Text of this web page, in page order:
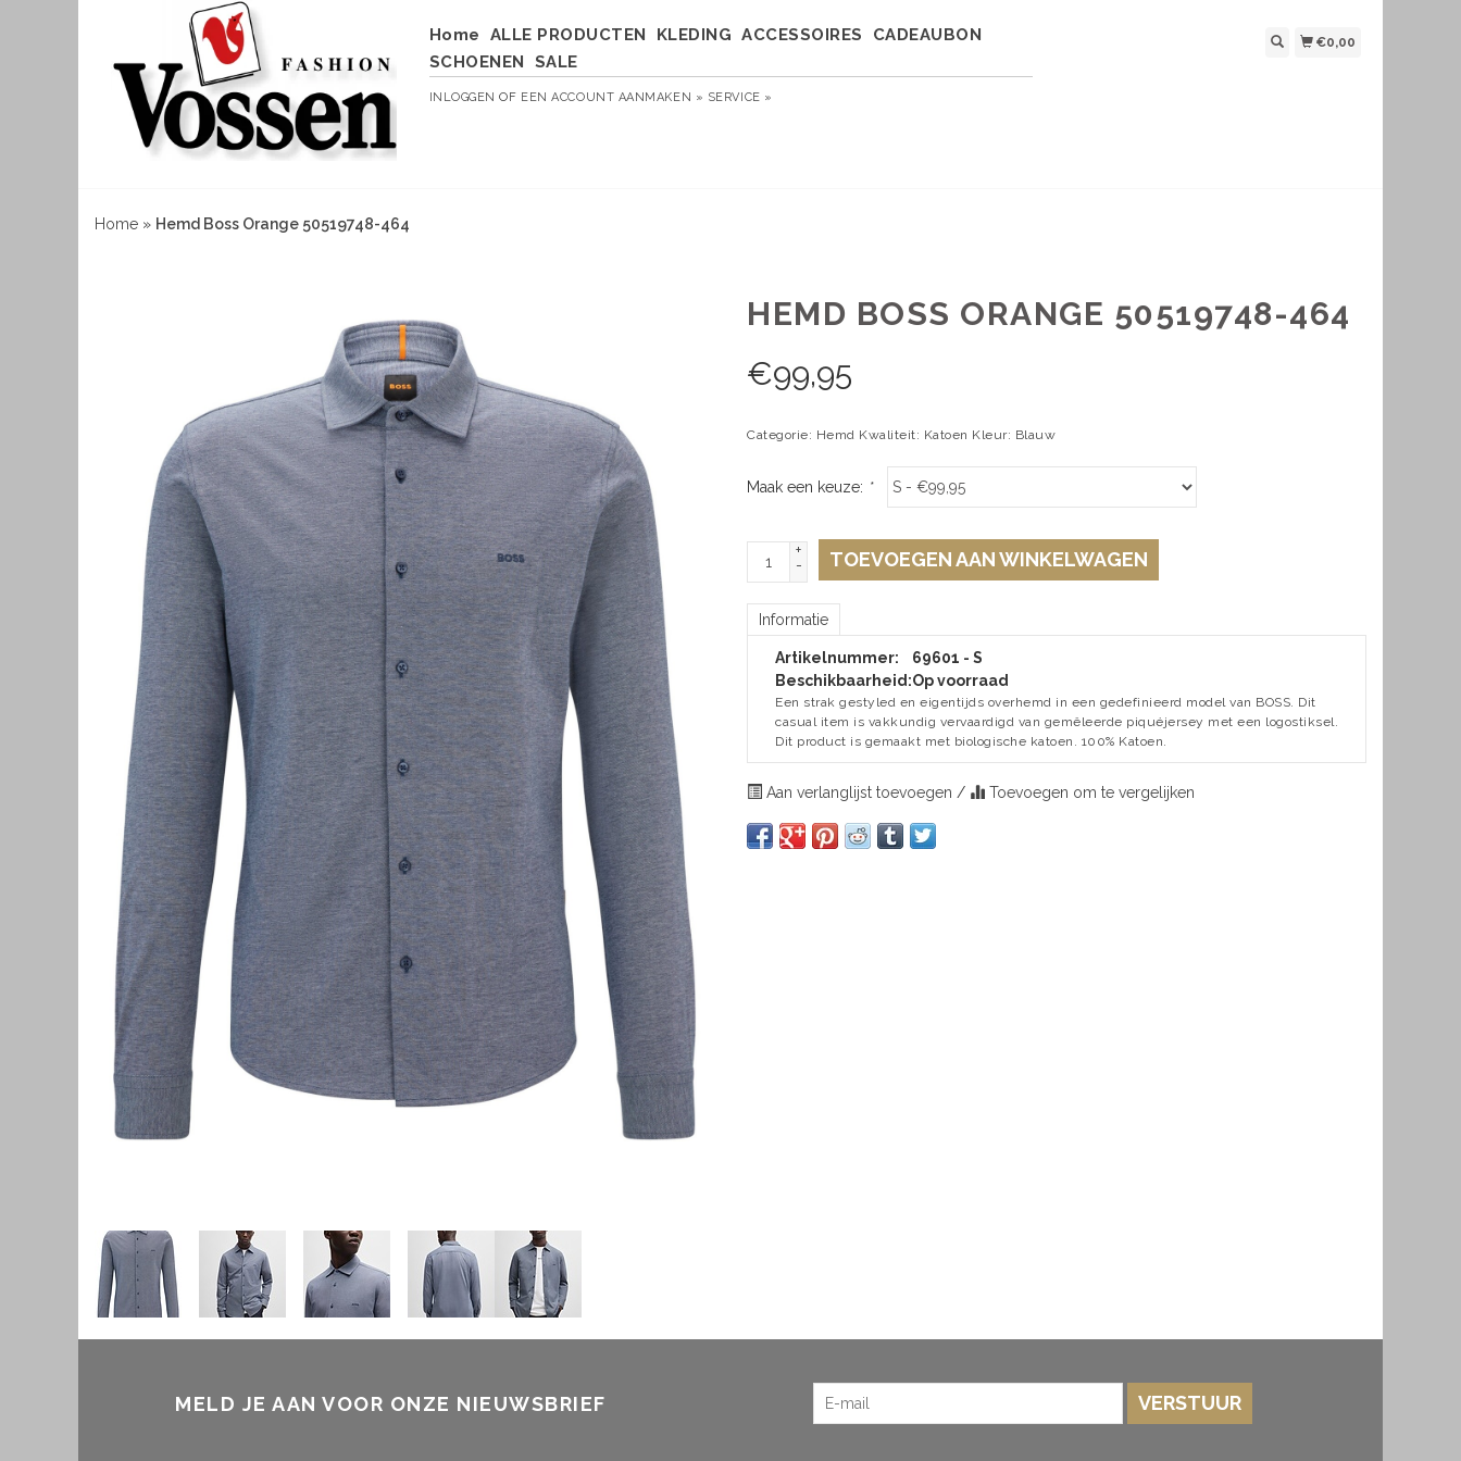
Home ALLE PRODUCTEN KLEDING ACCESSOIRES
CADEAUBON
SCHOENEN
SALE
INLOGGEN OF EEN ACCOUNT AANMAKEN » SERVICE »
€0,00
Home » Hemd Boss Orange 50519748-464
HEMD BOSS ORANGE 50519748-464
€99,95
Categorie: Hemd Kwaliteit: Katoen Kleur: Blauw
Maak een keuze: *
+
-
TOEVOEGEN AAN WINKELWAGEN
Informatie
Artikelnummer:
69601 - S
Beschikbaarheid:Op voorraad
Een strak gestyled en eigentijds overhemd in een gedefinieerd model van BOSS. Dit
casual item is vakkundig vervaardigd van gemêleerde piquéjersey met een logostiksel.
Dit product is gemaakt met biologische katoen. 100% Katoen.
Aan verlanglijst toevoegen / Toevoegen om te vergelijken
MELD JE AAN VOOR ONZE NIEUWSBRIEF VERSTUUR